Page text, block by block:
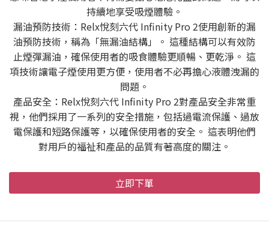
持續地享受吸煙體驗。
漏油預防技術：Relx悅刻六代 Infinity Pro 2使用創新的漏
油預防技術，稱為「無漏油結構」。 這種結構可以有效防
止煙彈漏油，確保使用者的吸食體驗更順暢、更乾淨。 這
項技術讓電子煙使用更方便，使用者不必再擔心液體洩漏的
問題。
產品安全：Relx悅刻六代 Infinity Pro 2對產品安全非常重
視，他們採用了一系列的安全措施，包括過電流保護、過放
電保護和短路保護等，以確保使用者的安全。 這表明他們
對用戶的福祉和產品的品質有著高度的關注。
立即下單